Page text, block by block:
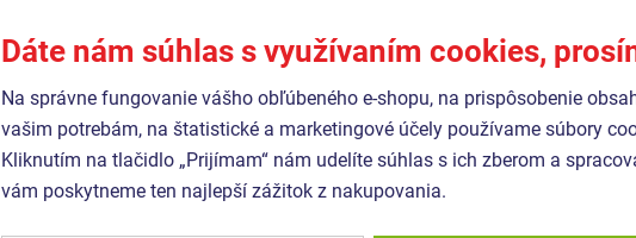
Podobnýtovar
Dáte nám súhlas s využívaním cookies,
Na správne fungovanie vášho obľúbeného e-shopu, na prispôsobenie
vašim potrebám, na štatistické a marketingové účely používame súbory
Kliknutím na tlačidlo „Prijímam“ nám udelíte súhlas s ich zberom a
vám poskytneme ten najlepší zážitok z nakupovania.